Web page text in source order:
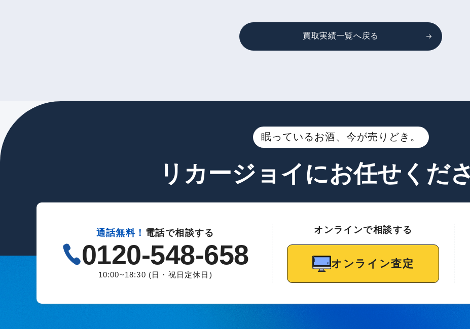
買取実績一覧へ戻る
眠っているお酒、今が売りどき。
リカージョイにお任せくだ
通話無料！ 電話で相談する
0120-548-658
10:00~18:30 (日・祝日定休日)
オンラインで相談する
オンライン査定